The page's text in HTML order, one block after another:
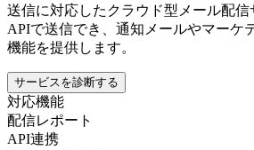
送信に対応したクラウド型メール配信
APIで送信でき、通知メールやマーケ
機能を提供します。
サービスを診断する
対応機能
配信レポート
API連携